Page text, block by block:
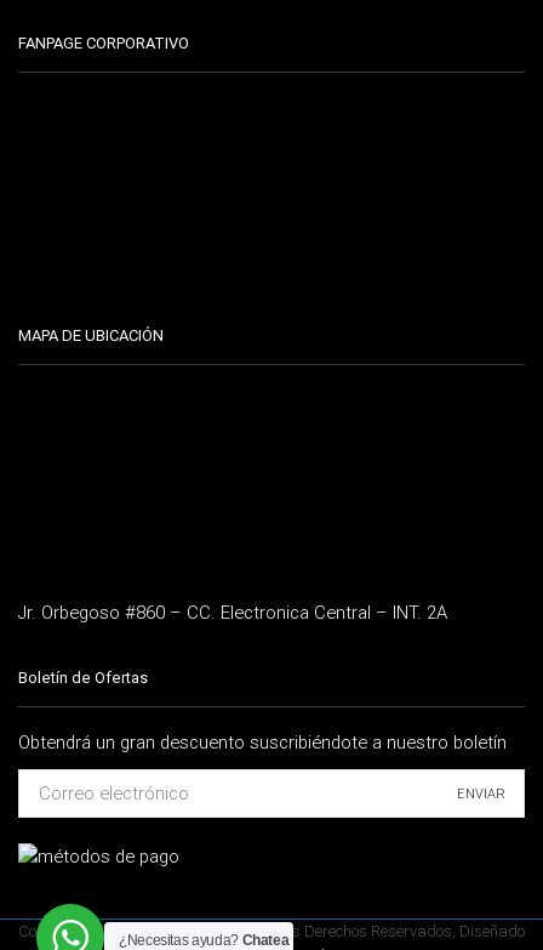
FANPAGE CORPORATIVO
MAPA DE UBICACIÓN
Jr. Orbegoso #860 – CC. Electronica Central – INT. 2A
Boletín de Ofertas
Obtendrá un gran descuento suscribiéndote a nuestro boletín
Copyrights © 2026 Telenor Perú | Todo los Derechos Reservados, Diseñado
¿Necesitas ayuda? Chatea